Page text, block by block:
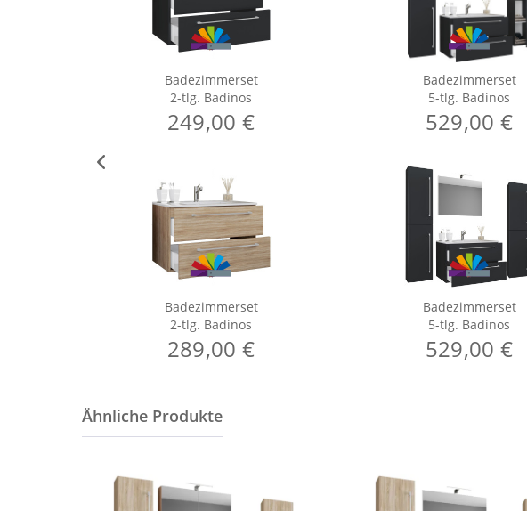
Badezimmerset
2-tlg. Badinos
249,00 €
Badezimmerset
2-tlg. Badinos
289,00 €
Badezimmerset
5-tlg. Badinos
529,00 €
Badezimmerset
5-tlg. Badinos
529,00 €